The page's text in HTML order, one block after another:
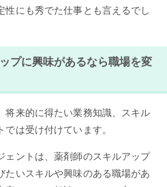
性にも秀でた仕事とも言えるでし
プに興味があるなら職場を変
将来的に得たい業務知識、スキル
は受け付けています。
ェントは、薬剤師のスキルアップ
たいスキルや興味のある職場があ